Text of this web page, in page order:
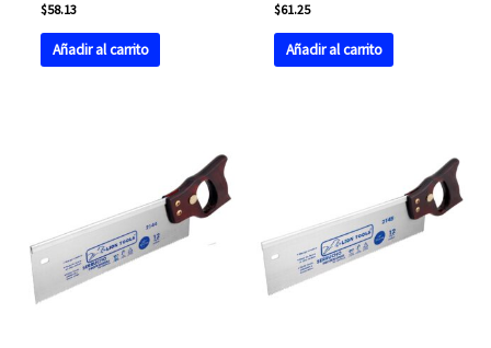
$58.13
Añadir al carrito
$61.25
Añadir al carrito